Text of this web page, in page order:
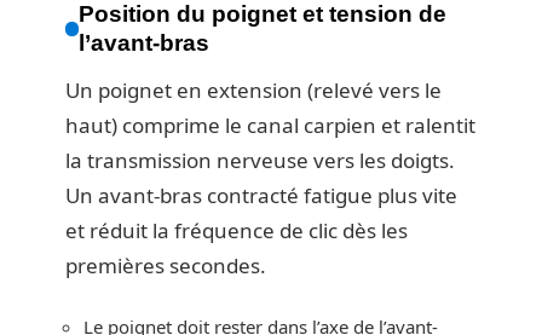
Position du poignet et tension de
l’avant-bras
Un poignet en extension (relevé vers le
haut) comprime le canal carpien et ralentit
la transmission nerveuse vers les doigts.
Un avant-bras contracté fatigue plus vite
et réduit la fréquence de clic dès les
premières secondes.
Le poignet doit rester dans l’axe de l’avant-